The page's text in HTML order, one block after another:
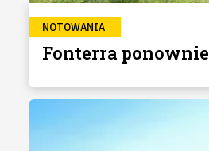
NOTOWANIA
Fonterra